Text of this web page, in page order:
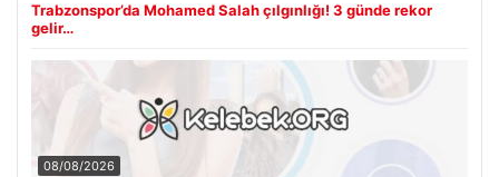
Trabzonspor’da Mohamed Salah çılgınlığı! 3 günde rekor
gelir…
08/08/2026